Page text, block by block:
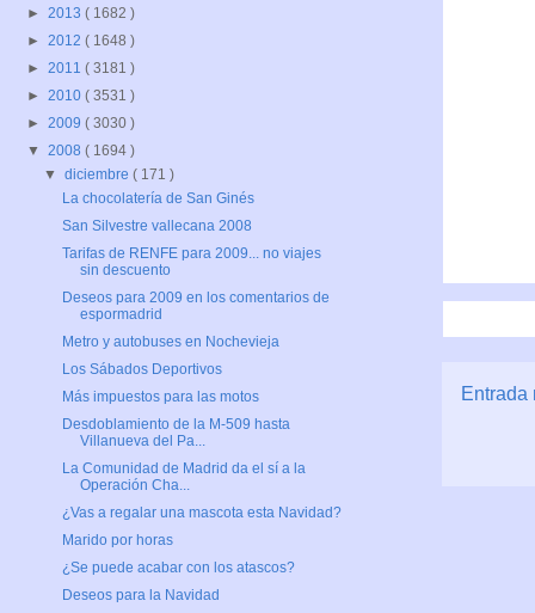
Entrada
► 2013 ( 1682 )
► 2012 ( 1648 )
► 2011 ( 3181 )
► 2010 ( 3531 )
► 2009 ( 3030 )
▼ 2008 ( 1694 )
▼diciembre( 171 )
La chocolatería de San Ginés
San Silvestre vallecana 2008
Tarifas de RENFE para 2009... no viajes
sin descuento
Deseos para 2009 en los comentarios de
espormadrid
Metro y autobuses en Nochevieja
Los Sábados Deportivos
Más impuestos para las motos
Desdoblamiento de la M-509 hasta
Villanueva del Pa...
La Comunidad de Madrid da el sí a la
Operación Cha...
¿Vas a regalar una mascota esta Navidad?
Marido por horas
¿Se puede acabar con los atascos?
Deseos para la Navidad